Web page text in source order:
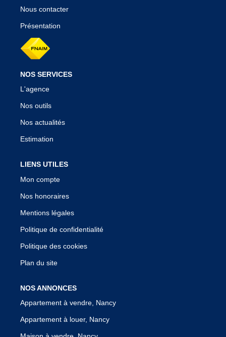
Nous contacter
Présentation
NOS SERVICES
L'agence
Nos outils
Nos actualités
Estimation
LIENS UTILES
Mon compte
Nos honoraires
Mentions légales
Politique de confidentialité
Politique des cookies
Plan du site
NOS ANNONCES
Appartement à vendre, Nancy
Appartement à louer, Nancy